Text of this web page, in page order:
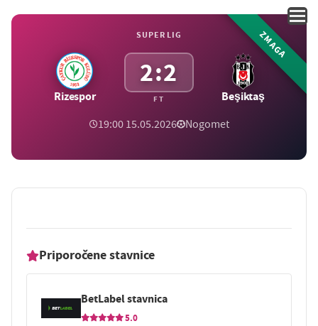
SUPER LIG
Rizespor
2:2
FT Beşiktaş
19:00 15.05.2026 Nogomet
ZMAGA
Priporočene stavnice
BetLabel stavnica
5.0